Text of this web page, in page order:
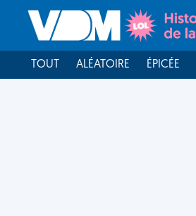
TOUT ALÉATOIRE ÉPICÉE